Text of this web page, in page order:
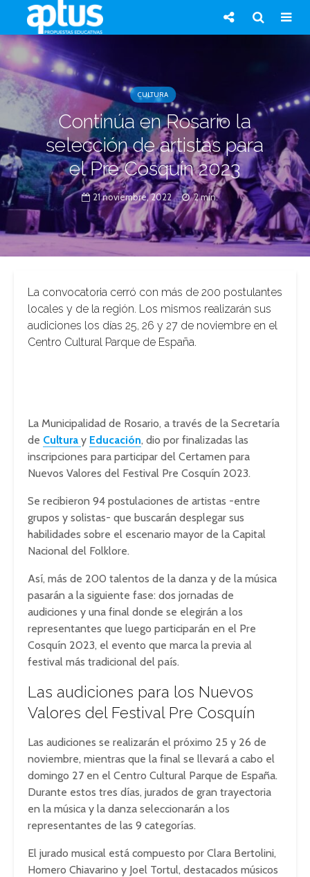
CULTURA
Continúa en Rosario la
selección de artistas para
el Pre Cosquín 2023
21 noviembre, 2022 2 min.
La convocatoria cerró con más de 200 postulantes
locales y de la región. Los mismos realizarán sus
audiciones los días 25, 26 y 27 de noviembre en el
Centro Cultural Parque de España.
La Municipalidad de Rosario, a través de la Secretaría
de Cultura y Educación, dio por finalizadas las
inscripciones para participar del Certamen para
Nuevos Valores del Festival Pre Cosquín 2023.
Se recibieron 94 postulaciones de artistas -entre
grupos y solistas- que buscarán desplegar sus
habilidades sobre el escenario mayor de la Capital
Nacional del Folklore.
Así, más de 200 talentos de la danza y de la música
pasarán a la siguiente fase: dos jornadas de
audiciones y una final donde se elegirán a los
representantes que luego participarán en el Pre
Cosquín 2023, el evento que marca la previa al
festival más tradicional del país.
Las audiciones para los Nuevos
Valores del Festival Pre Cosquín
Las audiciones se realizarán el próximo 25 y 26 de
noviembre, mientras que la final se llevará a cabo el
domingo 27 en el Centro Cultural Parque de España.
Durante estos tres días, jurados de gran trayectoria
en la música y la danza seleccionarán a los
representantes de las 9 categorías.
El jurado musical está compuesto por Clara Bertolini,
Homero Chiavarino y Joel Tortul, destacados músicos